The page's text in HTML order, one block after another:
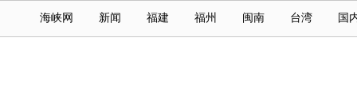
海峡网 新闻 福建 福州 闽南 台湾 国